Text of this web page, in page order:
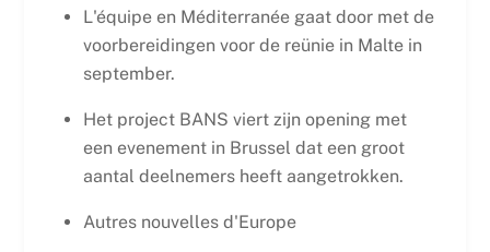
L'équipe en Méditerranée gaat door met de
voorbereidingen voor de reünie in Malte in
september.
Het project BANS viert zijn opening met
een evenement in Brussel dat een groot
aantal deelnemers heeft aangetrokken.
Autres nouvelles d'Europe